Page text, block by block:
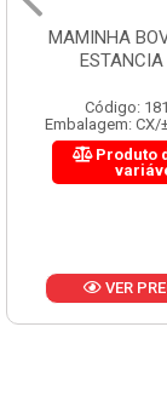
MAMINHA
ESTANCIA
Código:
Embalagem: CX/
Produto
VER